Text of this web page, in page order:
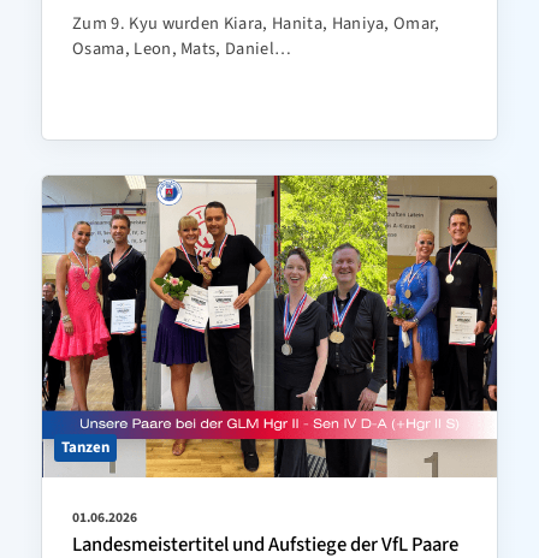
Zum 9. Kyu wurden Kiara, Hanita, Haniya, Omar,
Osama, Leon, Mats, Daniel…
Tanzen
01.06.2026
Landesmeistertitel und Aufstiege der VfL Paare